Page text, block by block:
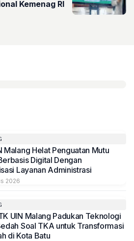
Kemenag RI
Malang Helat Penguatan Mutu
Digital Dengan
Layanan Administrasi
2026
UIN Malang Padukan Teknologi
Soal TKA untuk Transformasi
di Kota Batu